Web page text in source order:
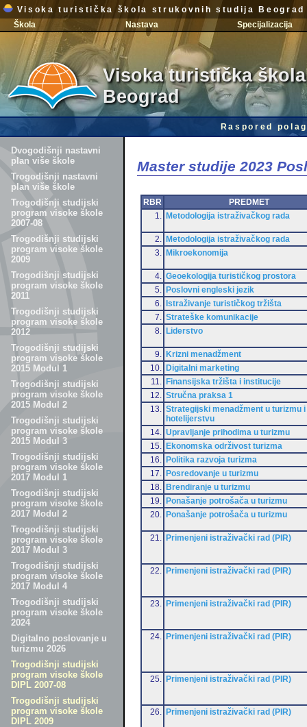
Visoka turistička škola strukovnih studija Beograd
Škola
Nastava Specijalizacija
Visoka turistička
Beograd
Raspored
Dvogodišnji nastavni
plan više škole
Trogodišnji nastavni
plan više škole
Trogodišnji studijski
program visoke škole
2007-08
Trogodišnji studijski
program visoke škole
2009
Trogodišnji studijski
program visoke škole
2011
Trogodišnji studijski
program visoke škole
2012
Trogodišnji studijski
program visoke škole
2015 Modul 1
Trogodišnji studijski
program visoke škole
2015 Modul 2
Trogodišnji studijski
program visoke škole
2015 Modul 3
Trogodišnji studijski
program visoke škole
2017 Modul 1
Trogodišnji studijski
program visoke škole
2017 Modul 2
Trogodišnji studijski
program visoke škole
2017 Modul 3
Trogodišnji studijski
program visoke škole
2017 Modul 4
Trogodišnji studijski
program visoke škole
2024
Digitalno poslovanje u
turizmu 2026
Trogodišnji studijski
program visoke škole
DIPL 2007-08
Trogodišnji studijski
program visoke škole
DIPL 2009
Master studije 2023
RBR
PREDMET
1.
Metodologija istraživačkog rada
2.
Metodologija istraživačkog rada
3.
Mikroekonomija
4.
Geoekologija turističkog prostora
5.
Poslovni engleski jezik
6.
Istraživanje turističkog tržišta
7.
Strateške komunikacije
8.
Liderstvo
9.
Krizni menadžment
10.
Digitalni marketing
11.
Finansijska tržišta i institucije
12.
Stručna praksa 1
13.
Strategijski menadžment u turizmu i
hotelijerstvu
14.
Upravljanje prihodima u turizmu
15.
Ekonomska održivost turizma
16.
Politika razvoja turizma
17.
Posredovanje u turizmu
18.
Brendiranje u turizmu
19.
Ponašanje potrošača u turizmu
20.
Ponašanje potrošača u turizmu
21. Primenjeni istraživački rad (PIR)
22. Primenjeni istraživački rad (PIR)
23. Primenjeni istraživački rad (PIR)
24. Primenjeni istraživački rad (PIR)
25. Primenjeni istraživački rad (PIR)
26. Primenjeni istraživački rad (PIR)